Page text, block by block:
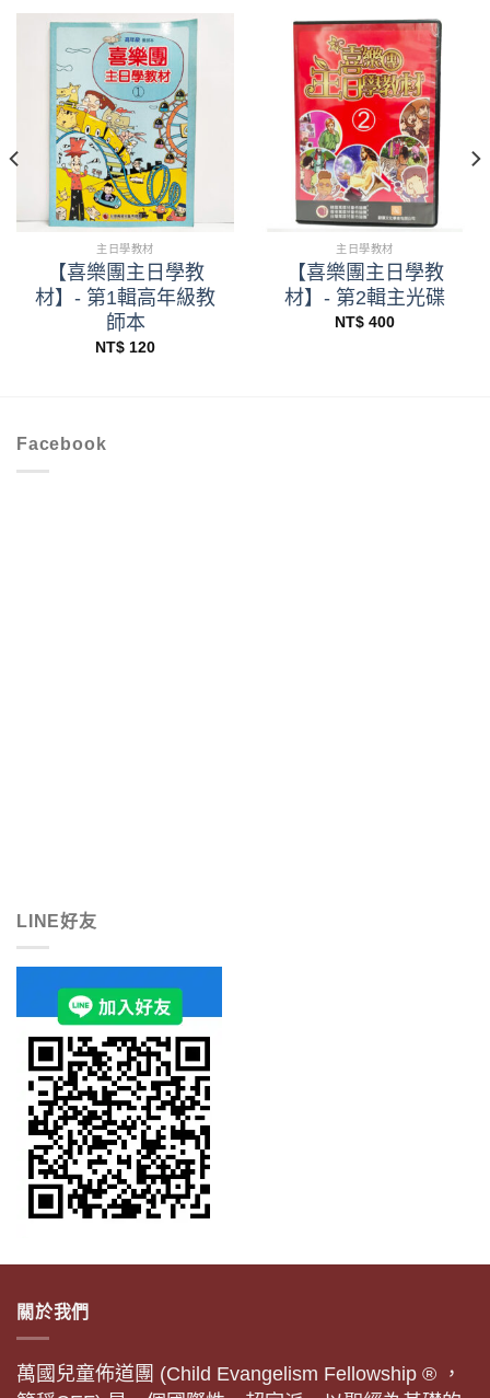
主日學教材
【喜樂團主日學教
材】- 第1輯高年級教
師本
NT$ 120
主日學教材
【喜樂團主日學教
材】- 第2輯主光碟
NT$ 400
Facebook
LINE好友
關於我們
萬國兒童佈道團 (Child Evangelism Fellowship ® ，